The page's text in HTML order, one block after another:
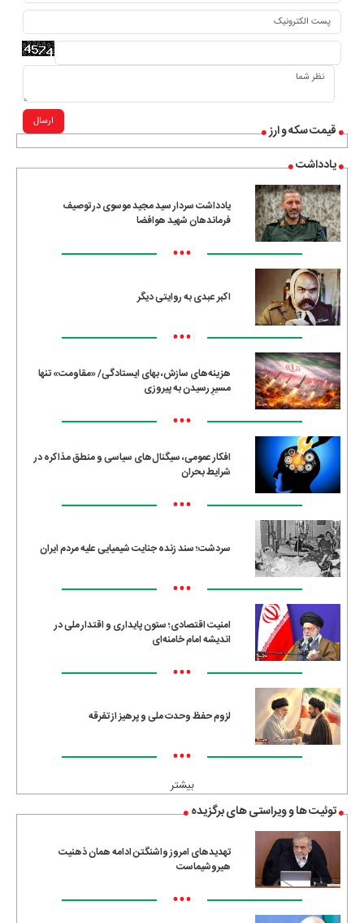
قیمت سکه و ارز
یادداشت
یادداشت سردار سید مجید موسوی در توصیف
فرماندهان شهید هوافضا
•••
اکبر عبدی به روایتی دیگر
•••
هزینه‌های سازش، بهای ایستادگی/ «مقاومت» تنها
مسیرِ رسیدن به پیروزی
•••
افکار عمومی، سیگنال‌های سیاسی و منطق مذاکره در
شرایط بحران
•••
سردشت؛ سند زنده جنایت شیمیایی علیه مردم ایران
•••
امنیت اقتصادی؛ ستون پایداری و اقتدار ملی در
اندیشه امام خامنه‌ای
•••
لزوم حفظ وحدت ملی و پرهیز از تفرقه
•••
بیشتر
توئیت ها و ویراستی های برگزیده
تهدیدهای امروز واشنگتن ادامه همان ذهنیت
هیروشیماست
•••
ارسال